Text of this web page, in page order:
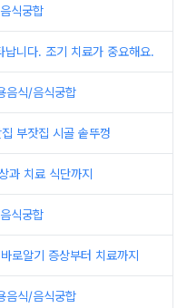
식궁합
납니다. 조기 치료가 중요해요.
음식/음식궁합
부잣집 시골 솥뚜껑
과 치료 식단까지
식궁합
로알기 증상부터 치료까지
음식/음식궁합